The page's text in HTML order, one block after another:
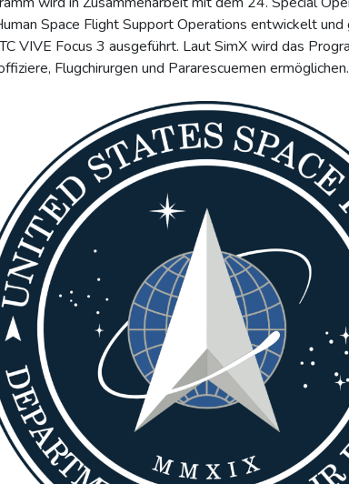
Space Flight Support Operations entwickelt
VIVE Focus 3 ausgeführt. Laut SimX wird das
Flugchirurgen und Pararescuemen ermöglichen.